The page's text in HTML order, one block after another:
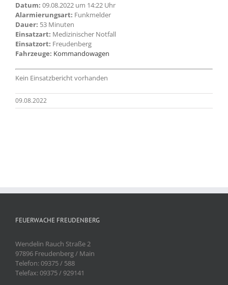
Datum: 09.08.2022 um 14:22 Uhr
Alarmierungsart: Funkmelder
Dauer: 53 Minuten
Einsatzart: Medizinischer Notfall
Einsatzort: Freudenberg
Fahrzeuge: Kommandowagen
Kein Einsatzbericht vorhanden
09.08.2022
FEUERWACHE FREUDENBERG
Wendelin Rauch Straße 2
97896 Freudenberg / Main
Telefon: 09375 / 588
Telefax: 09375 / 929141